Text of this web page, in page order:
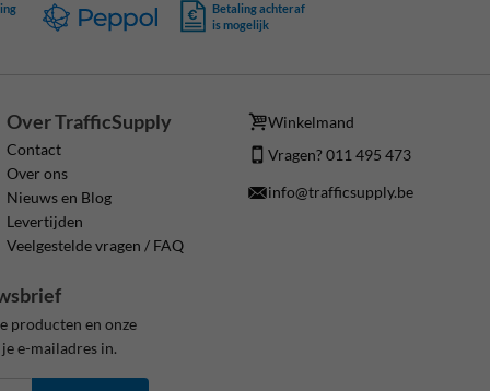
Betaling achteraf
is mogelijk
Over TrafficSupply
Contact
Over ons
Nieuws en Blog
Levertijden
Veelgestelde vragen / FAQ
Winkelmand
Vragen? 011 495 473
info@trafficsupply.be
producten en onze
e-mailadres in.